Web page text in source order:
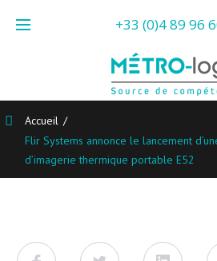
+33 (0)4 89 96
Accueil /
Flir Systems annonce le lancement
d’imagerie thermique portable E52
FacebookTwitter